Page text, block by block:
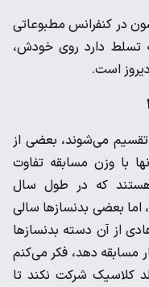
در کنفرانس مطبوعاتی
تسلط دارد روی خودش،
است.
تقسیم می‌شوند، بعضی از
با وزن مسابقه تفاوت
هستند که در طول سال
اما بعضی بدنسازها سالی
از آن دسته بدنسازها
مسابقه دهد، فکر می‌کنم
کلاسیک شرکت نکند تا